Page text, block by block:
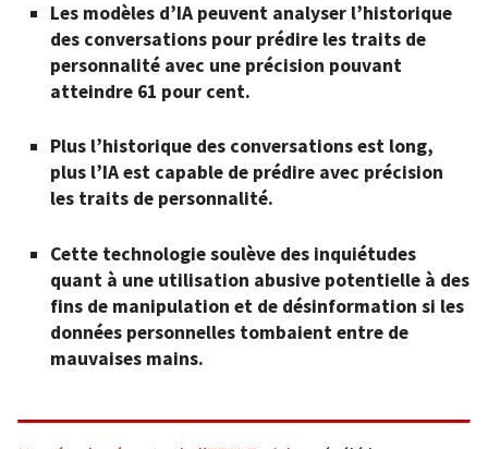
Les modèles d’IA peuvent analyser l’historique
des conversations pour prédire les traits de
personnalité avec une précision pouvant
atteindre 61 pour cent.
Plus l’historique des conversations est long,
plus l’IA est capable de prédire avec précision
les traits de personnalité.
Cette technologie soulève des inquiétudes
quant à une utilisation abusive potentielle à des
fins de manipulation et de désinformation si les
données personnelles tombaient entre de
mauvaises mains.